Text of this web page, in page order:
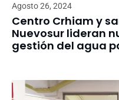
Agosto 26, 2024
Centro Crhiam y
Nuevosur lideran
gestión del agua